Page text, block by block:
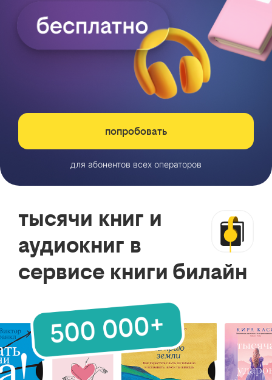
попробовать
для абонентов всех операторов
тысячи книг и
аудиокниг в
сервисе книги билайн